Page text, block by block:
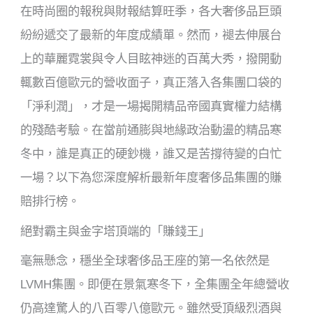
在時尚圈的報稅與財報結算旺季，各大奢侈品巨頭
紛紛遞交了最新的年度成績單。然而，褪去伸展台
上的華麗霓裳與令人目眩神迷的百萬大秀，撥開動
輒數百億歐元的營收面子，真正落入各集團口袋的
「淨利潤」，才是一場揭開精品帝國真實權力結構
的殘酷考驗。在當前通膨與地緣政治動盪的精品寒
冬中，誰是真正的硬鈔機，誰又是苦撐待變的白忙
一場？以下為您深度解析最新年度奢侈品集團的賺
賠排行榜。
絕對霸主與金字塔頂端的「賺錢王」
毫無懸念，穩坐全球奢侈品王座的第一名依然是
LVMH集團。即便在景氣寒冬下，全集團全年總營收
仍高達驚人的八百零八億歐元。雖然受頂級烈酒與